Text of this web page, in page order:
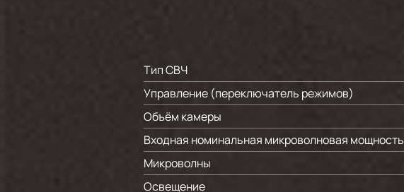
Тип СВЧ
Управление (переключатель режимов)
Объём камеры
Входная номинальная микроволновая мощность
Микроволны
Освещение